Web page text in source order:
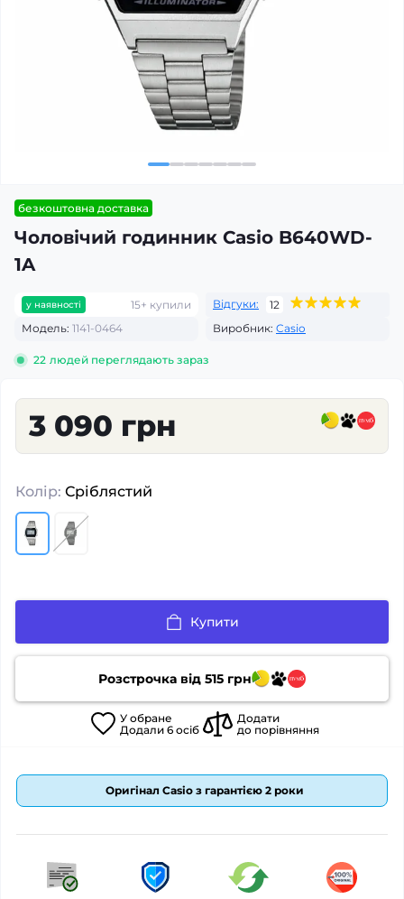
безкоштовна доставка
Чоловічий годинник Casio B640WD-
1A
у наявності 15+ купили Відгуки:
12
Модель: 1141-0464 Виробник: Casio
22 людей переглядають зараз
3 090 грн
Колір: Сріблястий
Купити
Розстрочка від 515 грн
У обране
Додали 6осіб
Додати
до порівняння
Оригінал Casio з гарантією 2 роки